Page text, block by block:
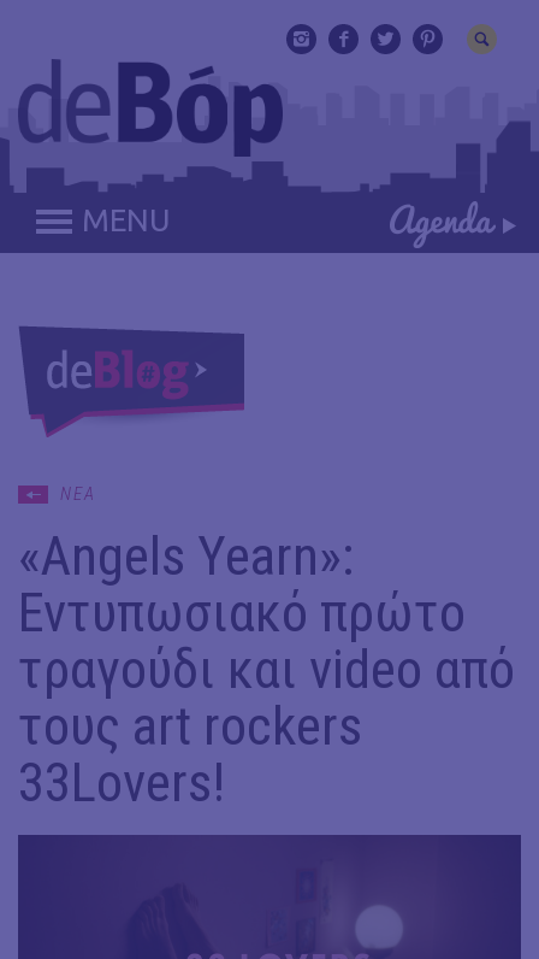
MENU
ΝΕΑ
«Angels Yearn»:
Εντυπωσιακό πρώτο
τραγούδι και video από
τους art rockers
33Lovers!